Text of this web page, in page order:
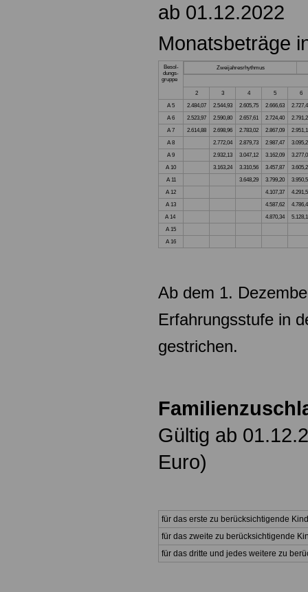
ab 01.12.2022
Monatsbeträge
Besol-
dungs-
gruppe
Zweijahresrhythmus
2 3 4 5
6
A 5
2.484,07 2.544,93 2.605,75 2.666,63
A 6
2.523,97 2.590,80 2.657,61 2.724,40
A 7
2.614,88 2.698,96 2.783,02 2.867,09
A 8
2.772,04 2.879,73 2.987,47
A 9
2.932,13 3.047,12 3.162,09
A 10
3.163,24 3.310,56 3.457,87
A 11
3.648,29 3.799,20
A 12
4.107,37
A 13
4.587,62
A 14
4.870,34
A 15
A 16
Ab dem 1.
Erfahrungsstufe in
gestrichen.
Gültig ab
Euro)
für das erste zu berücksichtigende Kind
für das zweite zu berücksichtigende
für das dritte und jedes weitere zu